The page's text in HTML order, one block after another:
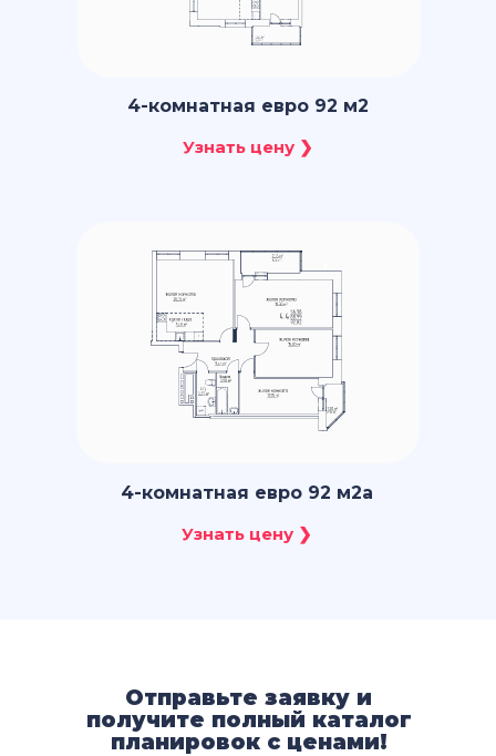
4-комнатная евро 92 м2a
4-комнатная евро 92 м2
Отправьте заявку и
получите полный каталог
планировок с ценами!